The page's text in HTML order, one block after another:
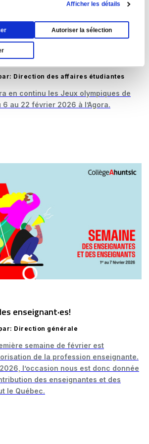
Afficher les détails
Autoriser la sélection
olympiques à l'Agora
par: Direction des affaires étudiantes
en continu les Jeux olympiques de
au 22 février 2026 à l’Agora.
enseignant·es!
par: Direction générale
semaine de février est
de la profession enseignante.
l’occasion nous est donc donnée
des enseignantes et des
le Québec.